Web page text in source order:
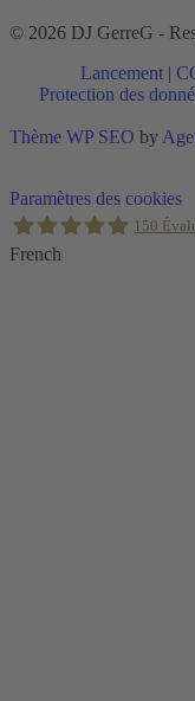
© 2026 DJ GerreG -
Lancement |
Protection des
Thème WP SEO by
Retour
en
haut
Paramètres des cookies
150
French